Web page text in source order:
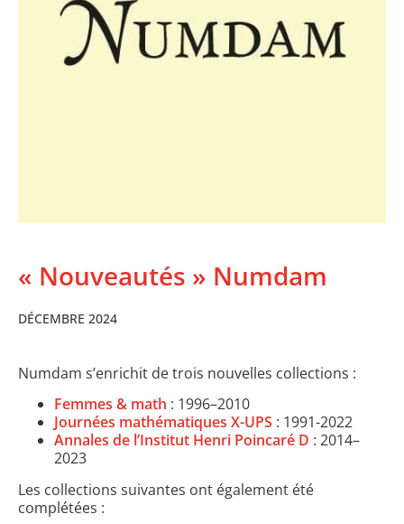
« Nouveautés » Numdam
DÉCEMBRE 2024
Numdam s’enrichit de trois nouvelles collections :
Femmes & math : 1996–2010
Journées mathématiques X-UPS : 1991-2022
Annales de l’Institut Henri Poincaré D : 2014–
2023
Les collections suivantes ont également été
complétées :